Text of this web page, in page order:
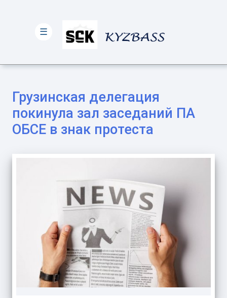
Грузинская делегация
покинула зал заседаний ПА
ОБСЕ в знак протеста
☰